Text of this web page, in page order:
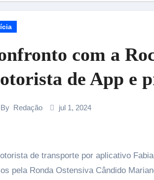
com a
de App e
By Redação jul 1, 2024
pela Ronda Ostensiva Cândido